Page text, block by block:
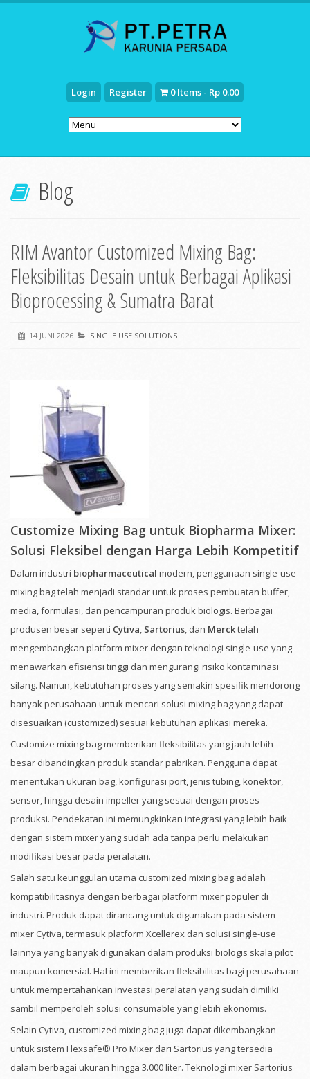
Login Register 0 Items - Rp 0.00
Blog
RIM Avantor Customized Mixing Bag:
Fleksibilitas Desain untuk Berbagai Aplikasi
Bioprocessing & Sumatra Barat
14 JUNI 2026 SINGLE USE SOLUTIONS
Customize Mixing Bag untuk Biopharma Mixer:
Solusi Fleksibel dengan Harga Lebih Kompetitif
Dalam industri biopharmaceutical modern, penggunaan single-use
mixing bag telah menjadi standar untuk proses pembuatan buffer,
media, formulasi, dan pencampuran produk biologis. Berbagai
produsen besar seperti Cytiva, Sartorius, dan Mercktelah
mengembangkan platform mixer dengan teknologi single-use yang
menawarkan efisiensi tinggi dan mengurangi risiko kontaminasi
silang. Namun, kebutuhan proses yang semakin spesifik mendorong
banyak perusahaan untuk mencari solusi mixing bag yang dapat
disesuaikan (customized) sesuai kebutuhan aplikasi mereka.
Customize mixing bag memberikan fleksibilitas yang jauh lebih
besar dibandingkan produk standar pabrikan. Pengguna dapat
menentukan ukuran bag, konfigurasi port, jenis tubing, konektor,
sensor, hingga desain impeller yang sesuai dengan proses
produksi. Pendekatan ini memungkinkan integrasi yang lebih baik
dengan sistem mixer yang sudah ada tanpa perlu melakukan
modifikasi besar pada peralatan.
Salah satu keunggulan utama customized mixing bag adalah
kompatibilitasnya dengan berbagai platform mixer populer di
industri. Produk dapat dirancang untuk digunakan pada sistem
mixer Cytiva, termasuk platform Xcellerex dan solusi single-use
lainnya yang banyak digunakan dalam produksi biologis skala pilot
maupun komersial. Hal ini memberikan fleksibilitas bagi perusahaan
untuk mempertahankan investasi peralatan yang sudah dimiliki
sambil memperoleh solusi consumable yang lebih ekonomis.
Selain Cytiva, customized mixing bag juga dapat dikembangkan
untuk sistem Flexsafe® Pro Mixer dari Sartorius yang tersedia
dalam berbagai ukuran hingga 3.000 liter. Teknologi mixer Sartorius